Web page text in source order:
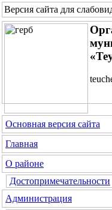
Версия сайта для
Основная версия сайта
Главная
О районе
Достопримечательности
Администрация